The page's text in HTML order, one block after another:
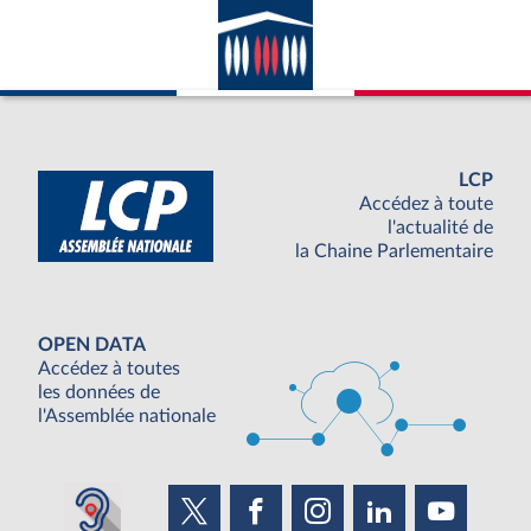
considéré à l’ONU.
LCP
Accédez à toute
l'actualité de
la Chaine Parlementaire
OPEN DATA
Accédez à toutes
les données de
l'Assemblée nationale